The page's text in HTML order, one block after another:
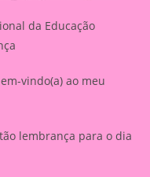
da Educação
vindo(a) ao meu
lembrança para o dia